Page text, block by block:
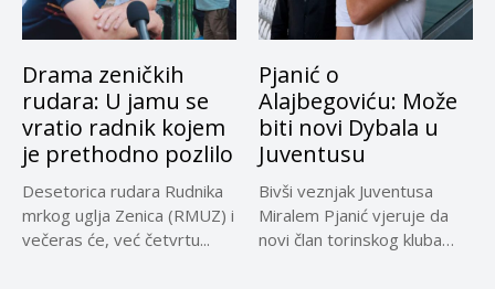
Drama zeničkih
rudara: U jamu se
vratio radnik kojem
je prethodno pozlilo
Desetorica rudara Rudnika
mrkog uglja Zenica (RMUZ) i
večeras će, već četvrtu...
Pjanić o
Alajbegoviću: Može
biti novi Dybala u
Juventusu
Bivši veznjak Juventusa
Miralem Pjanić vjeruje da
novi član torinskog kluba